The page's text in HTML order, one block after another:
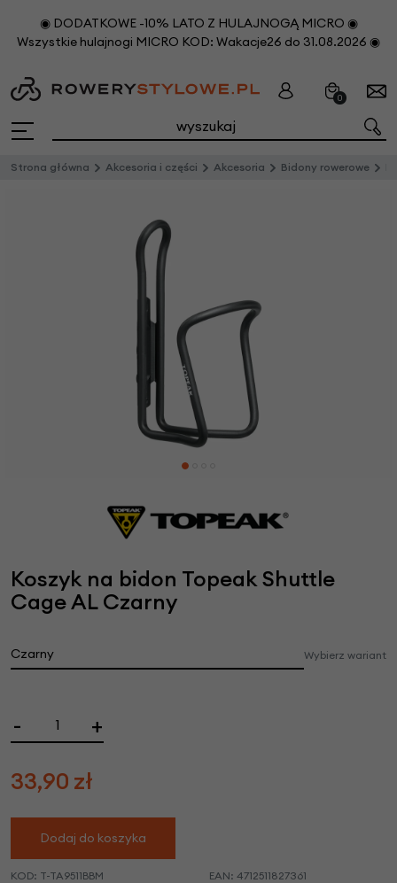
◉ DODATKOWE -10% LATO Z HULAJNOGĄ MICRO ◉
Wszystkie hulajnogi MICRO KOD: Wakacje26 do 31.08.2026 ◉
0
Strona główna Akcesoria i części Akcesoria Bidony rowerowe
Koszyk na bidon Topeak Shuttle
Cage AL Czarny
Czarny Wybierz wariant
- +
33,90 zł
Dodaj do koszyka
KOD: T-TA9511BBM EAN: 4712511827361